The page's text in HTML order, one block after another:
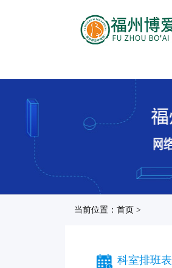
当前位置：首页 >
科室排班表